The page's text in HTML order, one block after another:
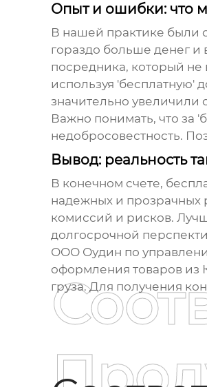
Опыт и ошибки: что
В нашей практике были
гораздо больше денег и
посредника, который не
используя 'бесплатную'
значительно увеличили
Важно понимать, что за
недобросовестность.
Вывод: реальность
В конечном счете,
надежных и прозрачных
комиссий и рисков.
долгосрочной
ООО Оудин по
оформления товаров из
груза. Для получения